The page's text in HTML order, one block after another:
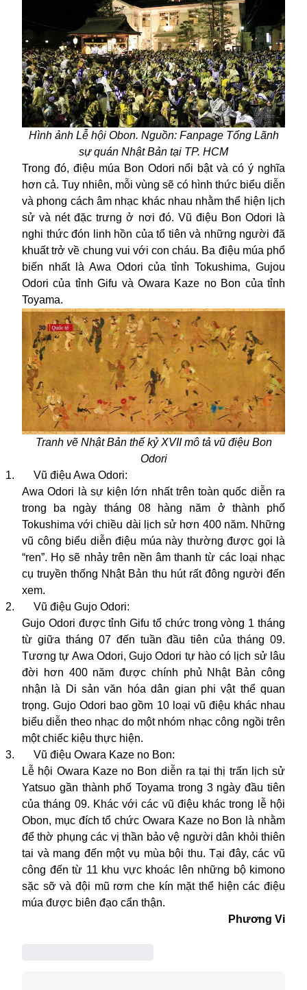
Hình ảnh Lễ hội Obon. Nguồn: Fanpage Tổng Lãnh
sự quán Nhật Bản tại TP. HCM
Trong đó, điệu múa Bon Odori nổi bật và có ý nghĩa
hơn cả. Tuy nhiên, mỗi vùng sẽ có hình thức biểu diễn
và phong cách âm nhạc khác nhau nhằm thể hiện lịch
sử và nét đặc trưng ở nơi đó. Vũ điệu Bon Odori là
nghi thức đón linh hồn của tổ tiên và những người đã
khuất trở về chung vui với con cháu. Ba điệu múa phổ
biến nhất là Awa Odori của tỉnh Tokushima, Gujou
Odori của tỉnh Gifu và Owara Kaze no Bon của tỉnh
Toyama.
Tranh vẽ Nhật Bản thế kỷ XVII mô tả vũ điệu Bon
Odori
1.
Vũ điệu Awa Odori:
Awa Odori là sự kiện lớn nhất trên toàn quốc diễn ra
trong ba ngày tháng 08 hàng năm ở thành phố
Tokushima với chiều dài lịch sử hơn 400 năm. Những
vũ công biểu diễn điệu múa này thường được gọi là
“ren”. Họ sẽ nhảy trên nền âm thanh từ các loại nhạc
cụ truyền thống Nhật Bản thu hút rất đông người đến
xem.
2.
Vũ điệu Gujo Odori:
Gujo Odori được tỉnh Gifu tổ chức trong vòng 1 tháng
từ giữa tháng 07 đến tuần đầu tiên của tháng 09.
Tương tự Awa Odori, Gujo Odori tự hào có lịch sử lâu
đời hơn 400 năm được chính phủ Nhật Bản công
nhận là Di sản văn hóa dân gian phi vật thể quan
trọng. Gujo Odori bao gồm 10 loại vũ điệu khác nhau
biểu diễn theo nhạc do một nhóm nhạc công ngồi trên
một chiếc kiệu thực hiện.
3.
Vũ điệu Owara Kaze no Bon:
Lễ hội Owara Kaze no Bon diễn ra tại thị trấn lịch sử
Yatsuo gần thành phố Toyama trong 3 ngày đầu tiên
của tháng 09. Khác với các vũ điệu khác trong lễ hội
Obon, mục đích tổ chức Owara Kaze no Bon là nhằm
để thờ phụng các vị thần bảo vệ người dân khỏi thiên
tai và mang đến một vụ mùa bội thu. Tại đây, các vũ
công đến từ 11 khu vực khoác lên những bộ kimono
sặc sỡ và đội mũ rơm che kín mặt thể hiện các điệu
múa được biên đạo cẩn thận.
Phương Vi